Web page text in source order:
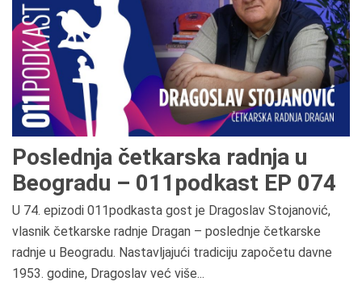
Poslednja četkarska radnja u
Beogradu – 011podkast EP 074
U 74. epizodi 011podkasta gost je Dragoslav Stojanović,
vlasnik četkarske radnje Dragan – poslednje četkarske
radnje u Beogradu. Nastavljajući tradiciju započetu davne
1953. godine, Dragoslav već više...